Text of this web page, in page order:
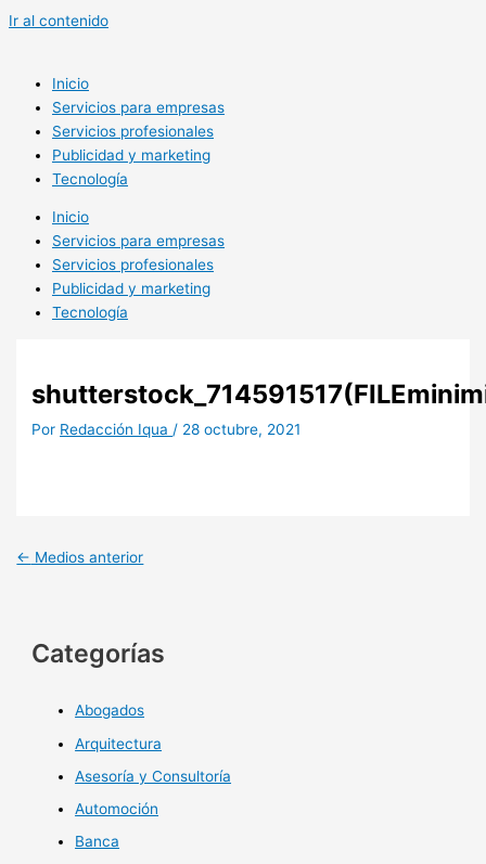
Ir al contenido
Inicio
Servicios para empresas
Servicios profesionales
Publicidad y marketing
Tecnología
Inicio
Servicios para empresas
Servicios profesionales
Publicidad y marketing
Tecnología
Por Redacción Iqua / 28 octubre, 2021
← Medios anterior
Categorías
Abogados
Arquitectura
Asesoría y Consultoría
Automoción
Banca